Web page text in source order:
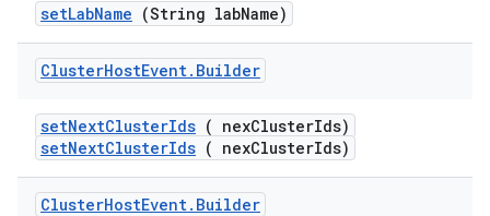
setLabName (String labName)
ClusterHostEvent. Builder
setNextClusterIds ( nexClusterIds)
setNextClusterIds ( nexClusterIds)
ClusterHostEvent. Builder